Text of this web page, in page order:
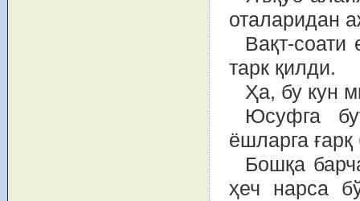
оталаридан
Вақт-
тарк қилди.
Ҳа, бу кун
Юсуфга
ёшларга
Бошқа
ҳеч нарса